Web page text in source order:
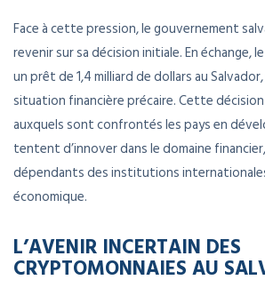
Face à cette pression, le gouvernement
revenir sur sa décision initiale. En échange,
un prêt de 1,4 milliard de dollars au
situation financière précaire. Cette
auxquels sont confrontés les pays en
tentent d’innover dans le domaine
dépendants des institutions
économique.
L’AVENIR INCERTAIN DES
CRYPTOMONNAIES AU